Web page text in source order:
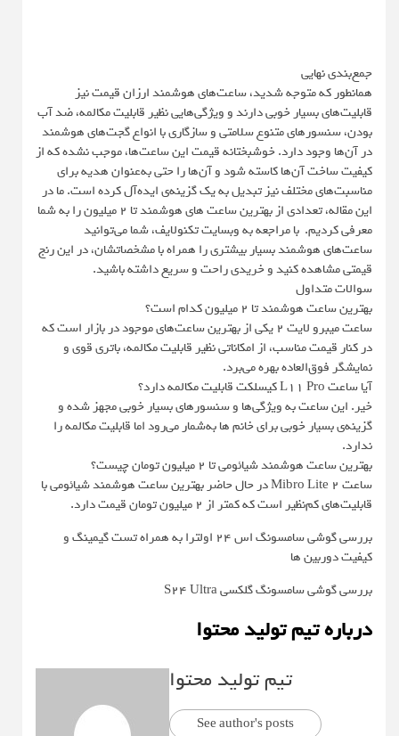
جمع‌بندی نهایی
همانطور که متوجه شدید، ساعت‌های هوشمند ارزان قیمت نیز
قابلیت‌های بسیار خوبی دارند و ویژگی‌هایی نظیر قابلیت مکالمه، ضد آب
بودن، سنسورهای متنوع سلامتی و سازگاری با انواع گجت‌های هوشمند
در آن‌ها وجود دارد. خوشبختانه قیمت این ساعت‌ها، موجب نشده که از
کیفیت ساخت آن‌ها کاسته شود و آن‌ها را حتی به‌عنوان هدیه برای
مناسبت‌های مختلف نیز تبدیل به یک گزینه‌ی ایده‌آل کرده است. ما در
این مقاله، تعدادی از بهترین ساعت های هوشمند تا 2 میلیون را به شما
معرفی کردیم. با مراجعه به وبسایت تکنولایف، شما می‌توانید
ساعت‌های هوشمند بسیار بیشتری را همراه با مشخصاتشان، در این رنج
قیمتی مشاهده کنید و خریدی راحت و سریع داشته باشید.
سوالات متداول
بهترین ساعت هوشمند تا 2 میلیون کدام است؟
ساعت میبرو لایت ۲ یکی از بهترین ساعت‌های موجود در بازار است که
در کنار قیمت مناسب، از امکاناتی نظیر قابلیت مکالمه، باتری قوی و
نمایشگر فوق‌العاده بهره می‌برد.
آیا ساعت L11 Pro کیسلکت قابلیت مکالمه دارد؟
خیر. این ساعت به ویژگی‌ها و سنسورهای بسیار خوبی مجهز شده و
گزینه‌ی بسیار خوبی برای خانم ها به‌شمار می‌رود اما قابلیت مکالمه را
ندارد.
بهترین ساعت هوشمند شیائومی تا ۲ میلیون تومان چیست؟
ساعت Mibro Lite 2 در حال حاضر بهترین ساعت هوشمند شیائومی با
قابلیت‌های کم‌نظیر است که کمتر از ۲ میلیون تومان قیمت دارد.
بررسی گوشی سامسونگ اس ۲۴ اولترا به همراه تست گیمینگ و
کیفیت دوربین ها
بررسی گوشی سامسونگ گلکسی S24 Ultra
درباره تیم تولید محتوا
تیم تولید محتوا
See author's posts